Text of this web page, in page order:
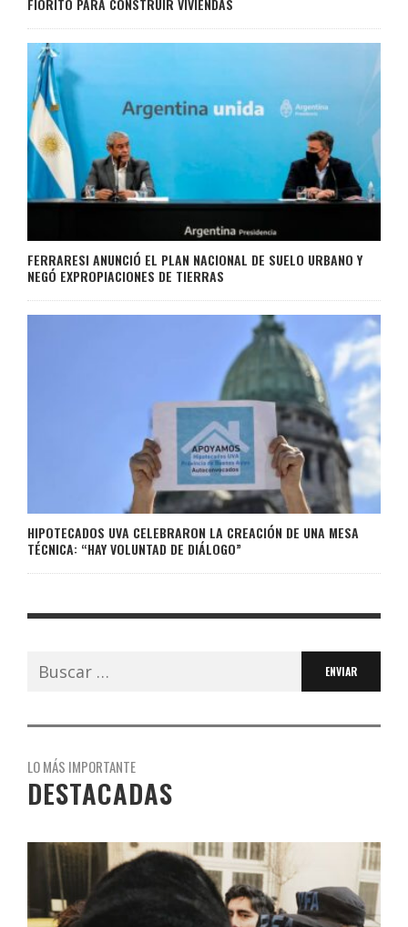
FERRARESI ANUNCIÓ EL PLAN NACIONAL DE SUELO URBANO Y
NEGÓ EXPROPIACIONES DE TIERRAS
HIPOTECADOS UVA CELEBRARON LA CREACIÓN DE UNA MESA
TÉCNICA: “HAY VOLUNTAD DE DIÁLOGO”
Buscar:
LO MÁS IMPORTANTE
DESTACADAS